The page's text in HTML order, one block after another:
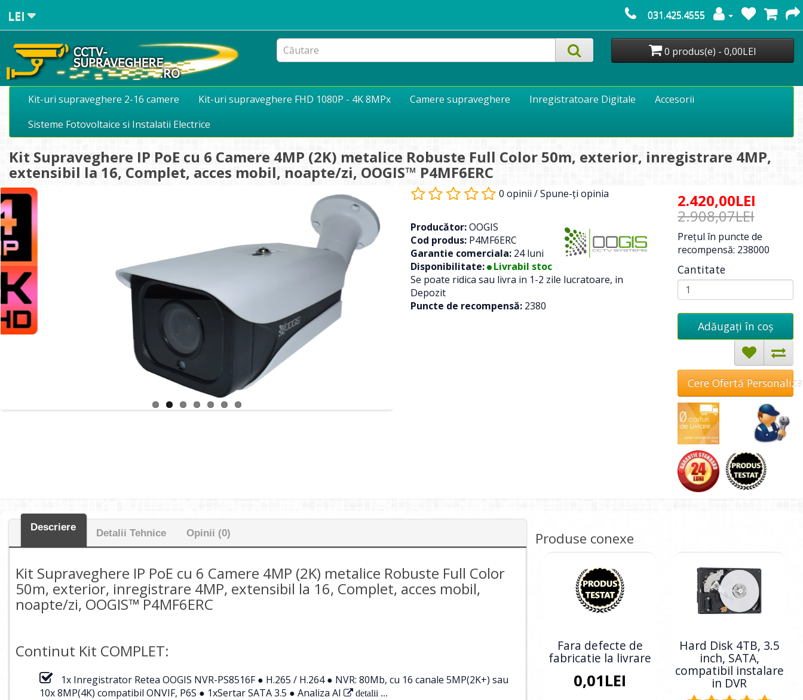
LEI 031.425.4555
0 produs(e) - 0,00LEI
Kit-uri supraveghere 2-16 camere Kit-uri supraveghere FHD 1080P - 4K 8MPx Camere supraveghere Inregistratoare Digitale
Accesorii
Sisteme Fotovoltaice si Instalatii Electrice
Kit Supraveghere IP PoE cu 6 Camere 4MP (2K) metalice Robuste Full Color 50m, exterior, inregistrare 4MP,
extensibil la 16, Complet, acces mobil, noapte/zi, OOGIS™ P4MF6ERC
0 opinii /Spune-ţi opinia
Producător:OOGIS
Cod produs: P4MF6ERC
Garantie comerciala: 24 luni
Disponibilitate:
Livrabil stoc
Se poate ridica sau livra in 1-2 zile lucratoare, in
Depozit
Puncte de recompensă: 2380
2.420,00LEI
2.908,07LEI
Preţul în puncte de
recompensă: 238000
Cantitate
Adăugați în coş
Cere Ofertă
Descriere
Detalii Tehnice Opinii (0)
Kit Supraveghere IP PoE cu 6 Camere 4MP (2K) metalice Robuste Full Color
50m, exterior, inregistrare 4MP, extensibil la 16, Complet, acces mobil,
noapte/zi, OOGIS™ P4MF6ERC
Continut Kit COMPLET:
1x Inregistrator Retea OOGIS NVR-PS8516F ● H.265 / H.264 ● NVR: 80Mb, cu 16 canale 5MP(2K+) sau
10x 8MP(4K) compatibil ONVIF, P6S ● 1xSertar SATA 3.5 ● Analiza AI
detalii ...
Produse conexe
Fara defecte de
fabricatie la livrare
0,01LEI
Hard Disk 4TB, 3.5
inch, SATA,
compatibil instalare
in DVR